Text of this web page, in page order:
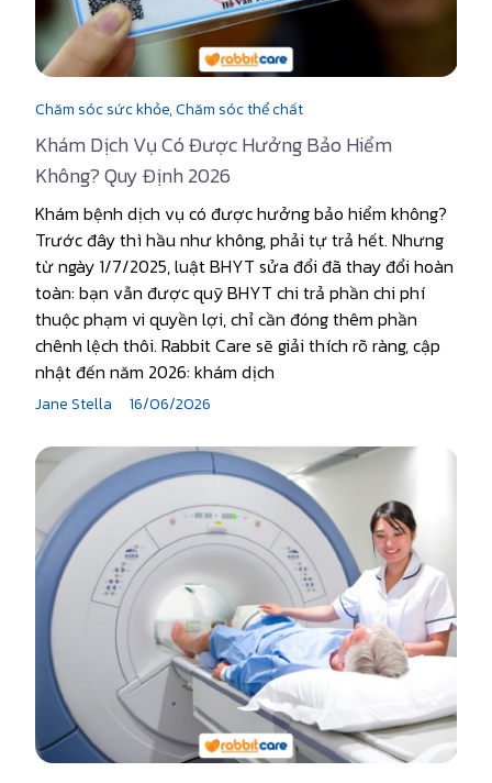
Chăm sóc sức khỏe,Chăm sóc thể chất
Khám Dịch Vụ Có Được Hưởng Bảo Hiểm
Không? Quy Định 2026
Khám bệnh dịch vụ có được hưởng bảo hiểm không?
Trước đây thì hầu như không, phải tự trả hết. Nhưng
từ ngày 1/7/2025, luật BHYT sửa đổi đã thay đổi hoàn
toàn: bạn vẫn được quỹ BHYT chi trả phần chi phí
thuộc phạm vi quyền lợi, chỉ cần đóng thêm phần
chênh lệch thôi. Rabbit Care sẽ giải thích rõ ràng, cập
nhật đến năm 2026: khám dịch
Jane Stella 16/06/2026